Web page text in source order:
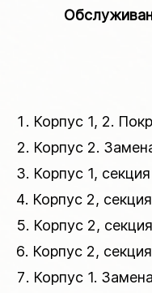
Корпус 1, 2.
Корпус 2.
Корпус 1,
Корпус 2,
Корпус 2,
Корпус 2,
Корпус 1.